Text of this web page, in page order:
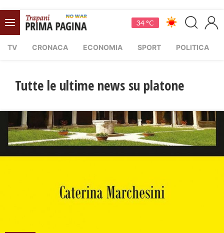
34 °C
TV CRONACA ECONOMIA SPORT POLITICA
Tutte le ultime news su platone